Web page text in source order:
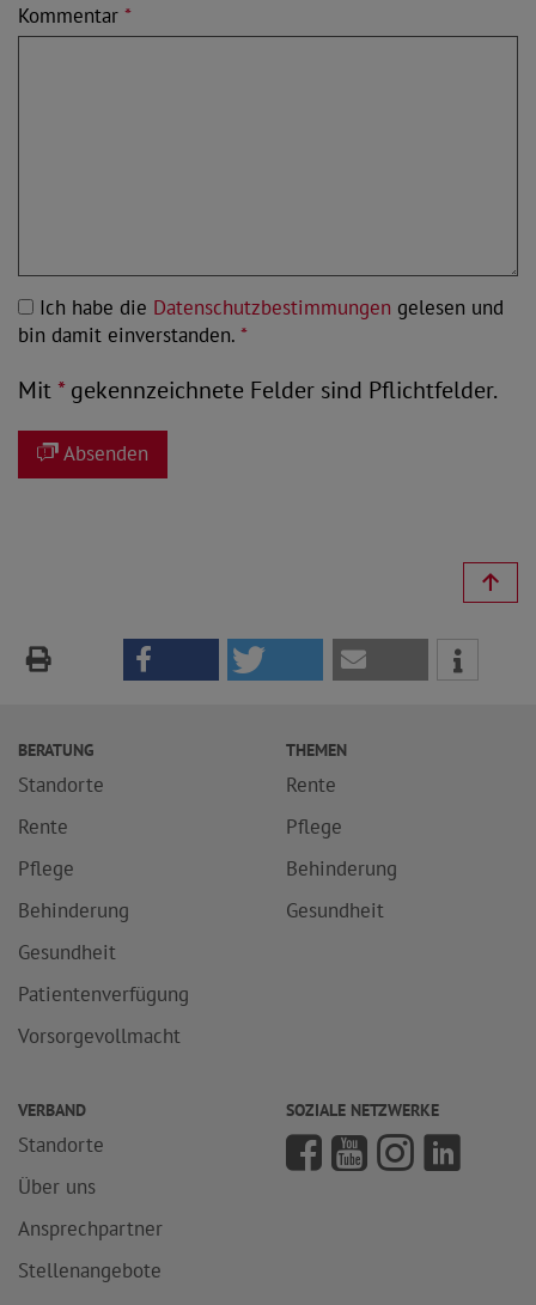
Kommentar *
Ich habe die Datenschutzbestimmungen gelesen und
bin damit einverstanden. *
Mit*gekennzeichnete Felder sind Pflichtfelder.
Absenden
BERATUNG
Standorte
Rente
Pflege
Behinderung
Gesundheit
Patientenverfügung
Vorsorgevollmacht
THEMEN
Rente
Pflege
Behinderung
Gesundheit
VERBAND
Standorte
Über uns
Ansprechpartner
Stellenangebote
SOZIALE NETZWERKE